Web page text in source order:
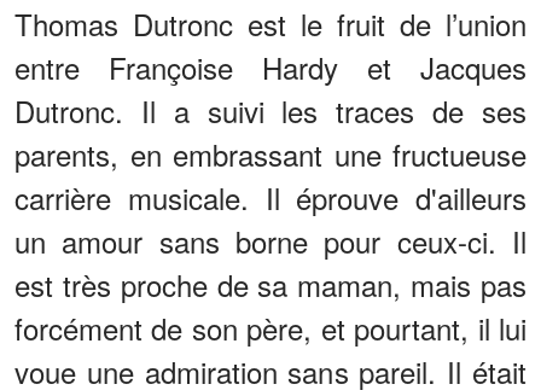
Thomas Dutronc est le fruit de l’union
entre Françoise Hardy et Jacques
Dutronc. Il a suivi les traces de ses
parents, en embrassant une fructueuse
carrière musicale. Il éprouve d'ailleurs
un amour sans borne pour ceux-ci. Il
est très proche de sa maman, mais pas
forcément de son père, et pourtant, il lui
voue une admiration sans pareil. Il était